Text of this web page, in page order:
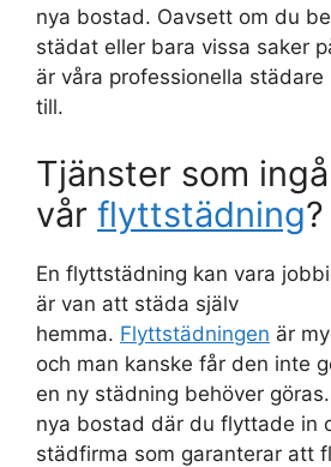
nya bostad. Oavsett om du
städat eller bara vissa saker
är våra professionella
till.
Tjänster som
vår flyttstädning?
En flyttstädning kan vara
är van att städa själv
hemma. Flyttstädningen är
och man kanske får den inte
en ny städning behöver
nya bostad där du flyttade in
städfirma som garanterar att